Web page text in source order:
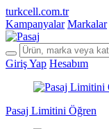
turkcell.com.tr
Kampanyalar Markalar
Giriş Yap Hesabım
Pasaj Limitini Öğren